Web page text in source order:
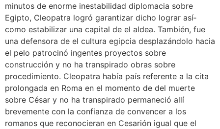
minutos de enorme inestabilidad diplomacia sobre
Egipto, Cleopatra logró garantizar dicho lograr así­
como estabilizar una capital de el aldea. También, fue
una defensora de el cultura egipcia desplazándolo hacia
el pelo patrocinó ingentes proyectos sobre
construcción y no ha transpirado obras sobre
procedimiento. Cleopatra había país referente a la cita
prolongada en Roma en el momento de del muerte
sobre César y no ha transpirado permaneció allí
brevemente con la confianza de convencer a los
romanos que reconocieran en Cesarión igual que el